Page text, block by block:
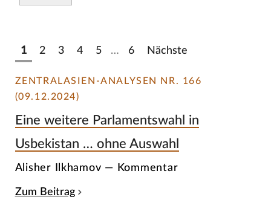
1 2 3 4 5 … 6 Nächste
ZENTRALASIEN-ANALYSEN NR. 166
(09.12.2024)
Eine weitere Parlamentswahl in
Usbekistan … ohne Auswahl
Alisher Ilkhamov — Kommentar
Zum Beitrag